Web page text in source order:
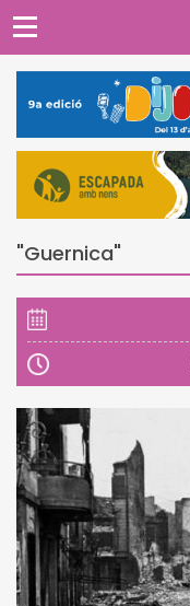
"Guernica"